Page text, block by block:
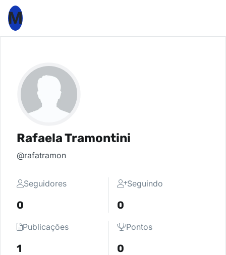
M
Rafaela Tramontini
@rafatramon
Seguidores
0
Seguindo
0
Publicações
1
Pontos
0